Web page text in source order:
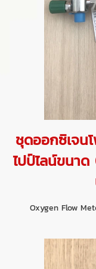
ชุดออกซิเจน
ไปป์ไลน์ขนา
Oxygen Flow